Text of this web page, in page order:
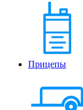
Прицепы